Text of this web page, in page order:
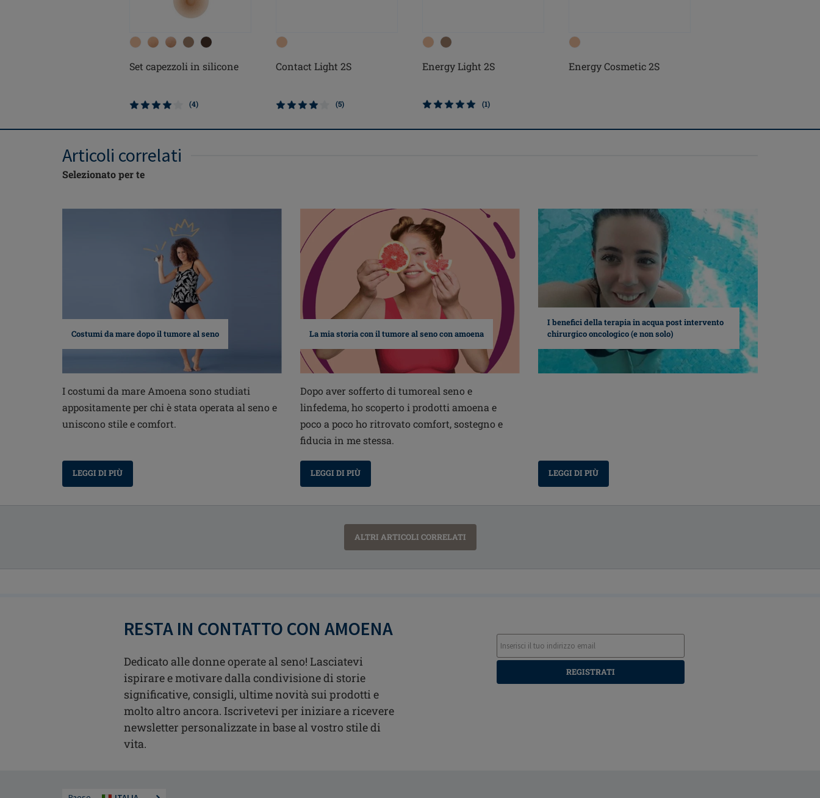
Set capezzoli in silicone
(4)
Contact Light 2S
(5)
Energy Light 2S
(1)
Energy Cosmetic 2S
Articoli correlati
Selezionato per te
Costumi da mare dopo il tumore al seno
I costumi da mare Amoena sono studiati
appositamente per chi è stata operata al seno e
uniscono stile e comfort.
LEGGI DI PIÙ
La mia storia con il tumore al seno con amoena
Dopo aver sofferto di tumoreal seno e
linfedema, ho scoperto i prodotti amoena e
poco a poco ho ritrovato comfort, sostegno e
fiducia in me stessa.
LEGGI DI PIÙ
I benefici della terapia in acqua post intervento
chirurgico oncologico (e non solo)
LEGGI DI PIÙ
ALTRI ARTICOLI CORRELATI
RESTA IN CONTATTO CON AMOENA
Dedicato alle donne operate al seno! Lasciatevi
ispirare e motivare dalla condivisione di storie
significative, consigli, ultime novità sui prodotti e
molto altro ancora. Iscrivetevi per iniziare a ricevere
newsletter personalizzate in base al vostro stile di
vita.
REGISTRATI